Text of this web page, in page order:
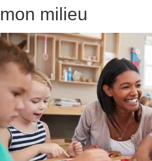
mon milieu